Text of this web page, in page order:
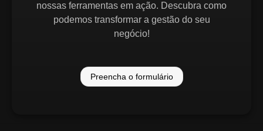
nossas ferramentas em ação. Descubra como
podemos transformar a gestão do seu
negócio!
Preencha o formulário